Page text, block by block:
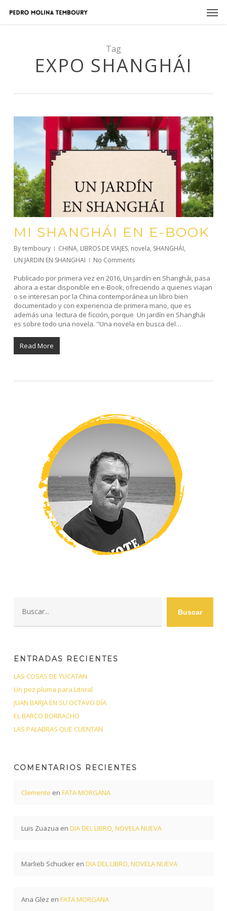
Tag
EXPO SHANGHÁI
MI SHANGHÁI EN E-BOOK
Bytemboury CHINA, LIBROS DE VIAJES, novela, SHANGHÁI,
UN JARDIN EN SHANGHAI
No Comments
Publicado por primera vez en 2016, Un jardín en Shanghái, pasa
ahora a estar disponible en e-Book, ofreciendo a quienes viajan
o se interesan por la China contemporánea un libro bien
documentado y con experiencia de primera mano, que es
además una lectura de ficción, porque Un jardín en Shanghái
es sobre todo una novela. "Una novela en busca del…
Read More
Buscar
ENTRADAS RECIENTES
LAS COSAS DE YUCATAN
Un pez pluma para Litoral
JUAN BARJA EN SU OCTAVO DÍA
EL BARCO BORRACHO
LAS PALABRAS QUE CUENTAN
COMENTARIOS RECIENTES
Clemente en FATA MORGANA
Luis Zuazua en DIA DEL LIBRO, NOVELA NUEVA
Marlieb Schuckeren DIA DEL LIBRO, NOVELA NUEVA
Ana Glez en FATA MORGANA